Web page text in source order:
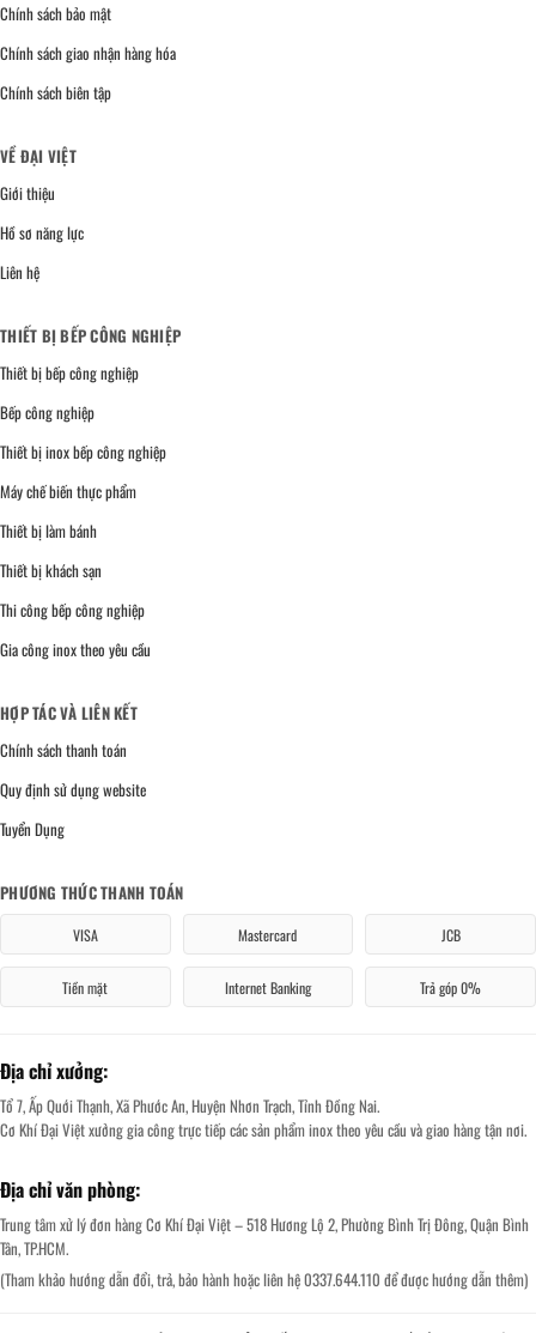
Chính sách bảo mật
Chính sách giao nhận hàng hóa
Chính sách biên tập
VỀ ĐẠI VIỆT
Giới thiệu
Hồ sơ năng lực
Liên hệ
THIẾT BỊ BẾP CÔNG NGHIỆP
Thiết bị bếp công nghiệp
Bếp công nghiệp
Thiết bị inox bếp công nghiệp
Máy chế biến thực phẩm
Thiết bị làm bánh
Thiết bị khách sạn
Thi công bếp công nghiệp
Gia công inox theo yêu cầu
HỢP TÁC VÀ LIÊN KẾT
Chính sách thanh toán
Quy định sử dụng website
Tuyển Dụng
PHƯƠNG THỨC THANH TOÁN
VISA Mastercard JCB
Tiền mặt Internet Banking Trả góp 0%
Địa chỉ xưởng:
Tổ 7, Ấp Quới Thạnh, Xã Phước An, Huyện Nhơn Trạch, Tỉnh Đồng Nai.
Cơ Khí Đại Việt xưởng gia công trực tiếp các sản phẩm inox theo yêu cầu và giao hàng tận nơi.
Địa chỉ văn phòng:
Trung tâm xử lý đơn hàng Cơ Khí Đại Việt – 518 Hương Lộ 2, Phường Bình Trị Đông, Quận Bình
Tân, TP.HCM.
(Tham khảo hướng dẫn đổi, trả, bảo hành hoặc liên hệ 0337.644.110 để được hướng dẫn thêm)